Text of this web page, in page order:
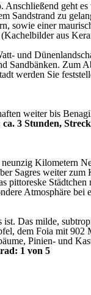
geht
Sandstrand zu
sowie einer
aus
und
Zum
werden Sie
weiter bis
3 Stunden,
Kilometern
Sagres weiter zum
Städtchen
Atmosphäre
Das milde,
dem Foia mit 902
Pinien- und
1 von 5